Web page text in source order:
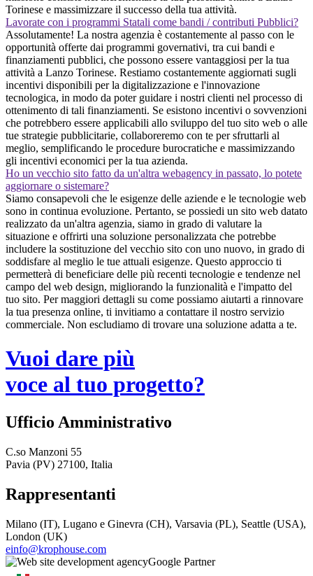
Torinese e massimizzare il successo della tua attività.
Lavorate con i programmi Statali come bandi / contributi Pubblici?
Assolutamente! La nostra agenzia è costantemente al passo con le
opportunità offerte dai programmi governativi, tra cui bandi e
finanziamenti pubblici, che possono essere vantaggiosi per la tua
attività a Lanzo Torinese. Restiamo costantemente aggiornati sugli
incentivi disponibili per la digitalizzazione e l'innovazione
tecnologica, in modo da poter guidare i nostri clienti nel processo di
ottenimento di tali finanziamenti. Se esistono incentivi o sovvenzioni
che potrebbero essere applicabili allo sviluppo del tuo sito web o alle
tue strategie pubblicitarie, collaboreremo con te per sfruttarli al
meglio, semplificando le procedure burocratiche e massimizzando
gli incentivi economici per la tua azienda.
Ho un vecchio sito fatto da un'altra webagency in passato, lo potete
aggiornare o sistemare?
Siamo consapevoli che le esigenze delle aziende e le tecnologie web
sono in continua evoluzione. Pertanto, se possiedi un sito web datato
realizzato da un'altra agenzia, siamo in grado di valutare la
situazione e offrirti una soluzione personalizzata che potrebbe
includere la sostituzione del vecchio sito con uno nuovo, in grado di
soddisfare al meglio le tue attuali esigenze. Questo approccio ti
permetterà di beneficiare delle più recenti tecnologie e tendenze nel
campo del web design, migliorando la funzionalità e l'impatto del
tuo sito. Per maggiori dettagli su come possiamo aiutarti a rinnovare
la tua presenza online, ti invitiamo a contattare il nostro servizio
commerciale. Non escludiamo di trovare una soluzione adatta a te.
Vuoi dare più
voce al tuo progetto?
Ufficio Amministrativo
C.so Manzoni 55
Pavia (PV) 27100, Italia
Rappresentanti
Milano (IT), Lugano e Ginevra (CH), Varsavia (PL), Seattle (USA),
London (UK)
einfo@krophouse.com